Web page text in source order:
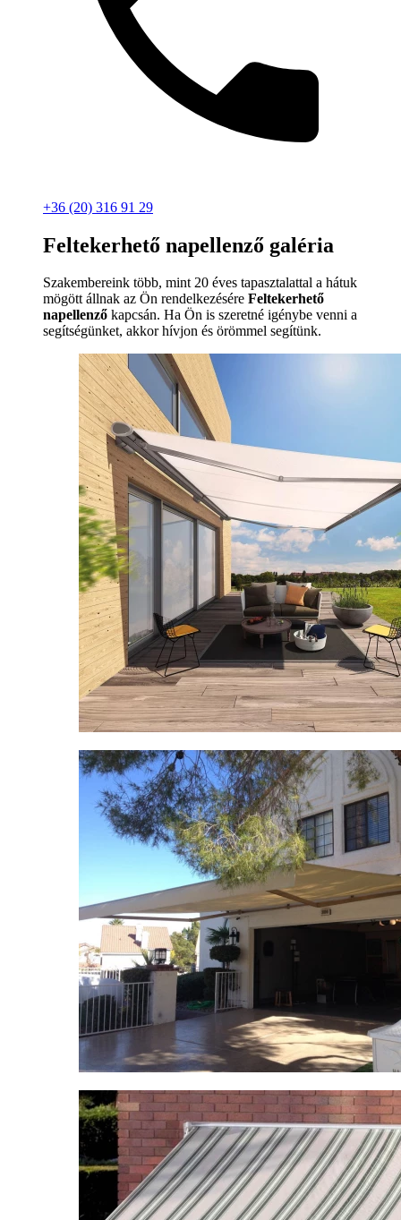
+36 (20) 316 91 29
Feltekerhető napellenző galéria
Szakembereink több, mint 20 éves tapasztalattal a hátuk
mögött állnak az Ön rendelkezésére Feltekerhető
napellenző kapcsán. Ha Ön is szeretné igénybe venni a
segítségünket, akkor hívjon és örömmel segítünk.